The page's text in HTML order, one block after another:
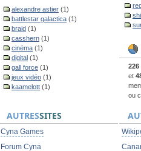
alexandre astier (1)
battlestar galactica (1)
braid (1)
casshern (1)
cinéma (1)
digital (1)
gall force (1)
jeux vidéo (1)
kaamelott (1)
226
et
ou
AUTRESSITES
Cyna Games
Forum Cyna